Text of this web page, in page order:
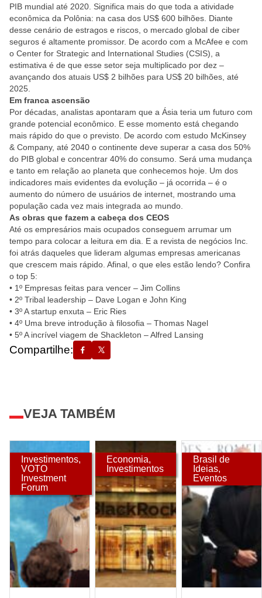
PIB mundial até 2020. Significa mais do que toda a atividade
econômica da Polônia: na casa dos US$ 600 bilhões. Diante
desse cenário de estragos e riscos, o mercado global de ciber
seguros é altamente promissor. De acordo com a McAfee e com
o Center for Strategic and International Studies (CSIS), a
estimativa é de que esse setor seja multiplicado por dez –
avançando dos atuais US$ 2 bilhões para US$ 20 bilhões, até
2025.
Em franca ascensão
Por décadas, analistas apontaram que a Ásia teria um futuro com
grande potencial econômico. E esse momento está chegando
mais rápido do que o previsto. De acordo com estudo McKinsey
& Company, até 2040 o continente deve superar a casa dos 50%
do PIB global e concentrar 40% do consumo. Será uma mudança
e tanto em relação ao planeta que conhecemos hoje. Um dos
indicadores mais evidentes da evolução – já ocorrida – é o
aumento do número de usuários de internet, mostrando uma
população cada vez mais integrada ao mundo.
As obras que fazem a cabeça dos CEOS
Até os empresários mais ocupados conseguem arrumar um
tempo para colocar a leitura em dia. E a revista de negócios Inc.
foi atrás daqueles que lideram algumas empresas americanas
que crescem mais rápido. Afinal, o que eles estão lendo? Confira
o top 5:
• 1º Empresas feitas para vencer – Jim Collins
• 2º Tribal leadership – Dave Logan e John King
• 3º A startup enxuta – Eric Ries
• 4º Uma breve introdução à filosofia – Thomas Nagel
• 5º A incrível viagem de Shackleton – Alfred Lansing
Compartilhe:
VEJA TAMBÉM
Investimentos,
VOTO
Investment
Forum
Economia,
Investimentos
Brasil de
Ideias,
Eventos